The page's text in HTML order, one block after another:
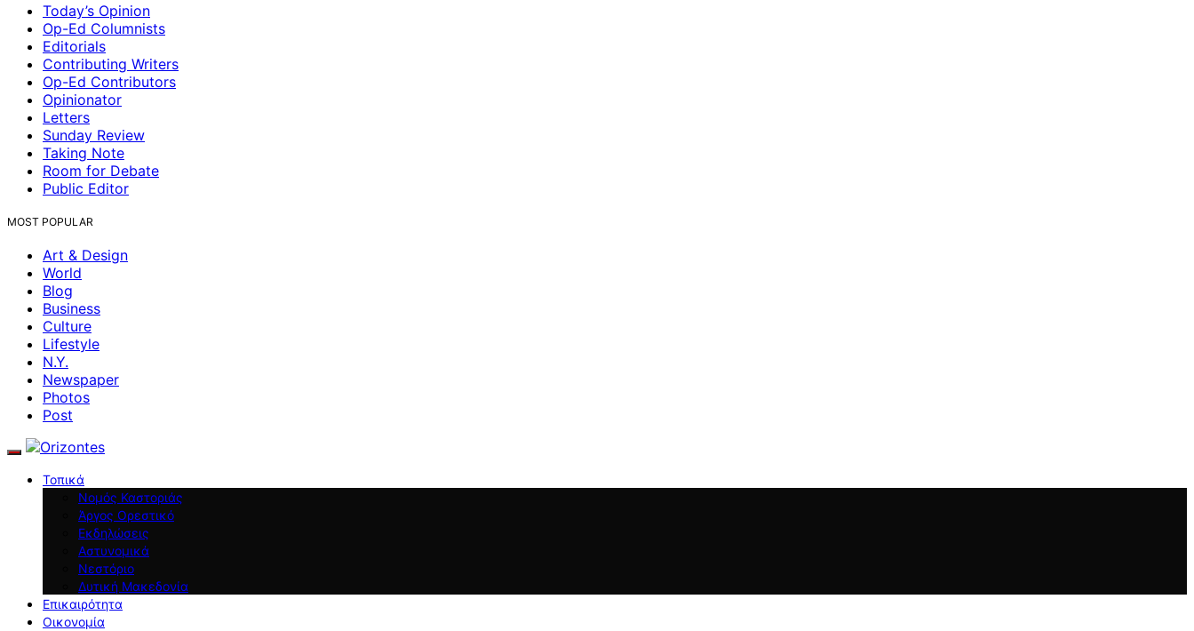
Today’s Opinion
Op-Ed Columnists
Editorials
Contributing Writers
Op-Ed Contributors
Opinionator
Letters
Sunday Review
Taking Note
Room for Debate
Public Editor
MOST POPULAR
Art & Design
World
Blog
Business
Culture
Lifestyle
N.Y.
Newspaper
Photos
Post
Τοπικά
Νομός Καστοριάς
Άργος Ορεστικό
Εκδηλώσεις
Αστυνομικά
Νεστόριο
Δυτική Μακεδονία
Επικαιρότητα
Οικονομία